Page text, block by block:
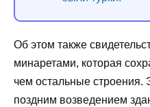
Об этом также
минаретами, которая
чем остальные строения.
поздним возведением